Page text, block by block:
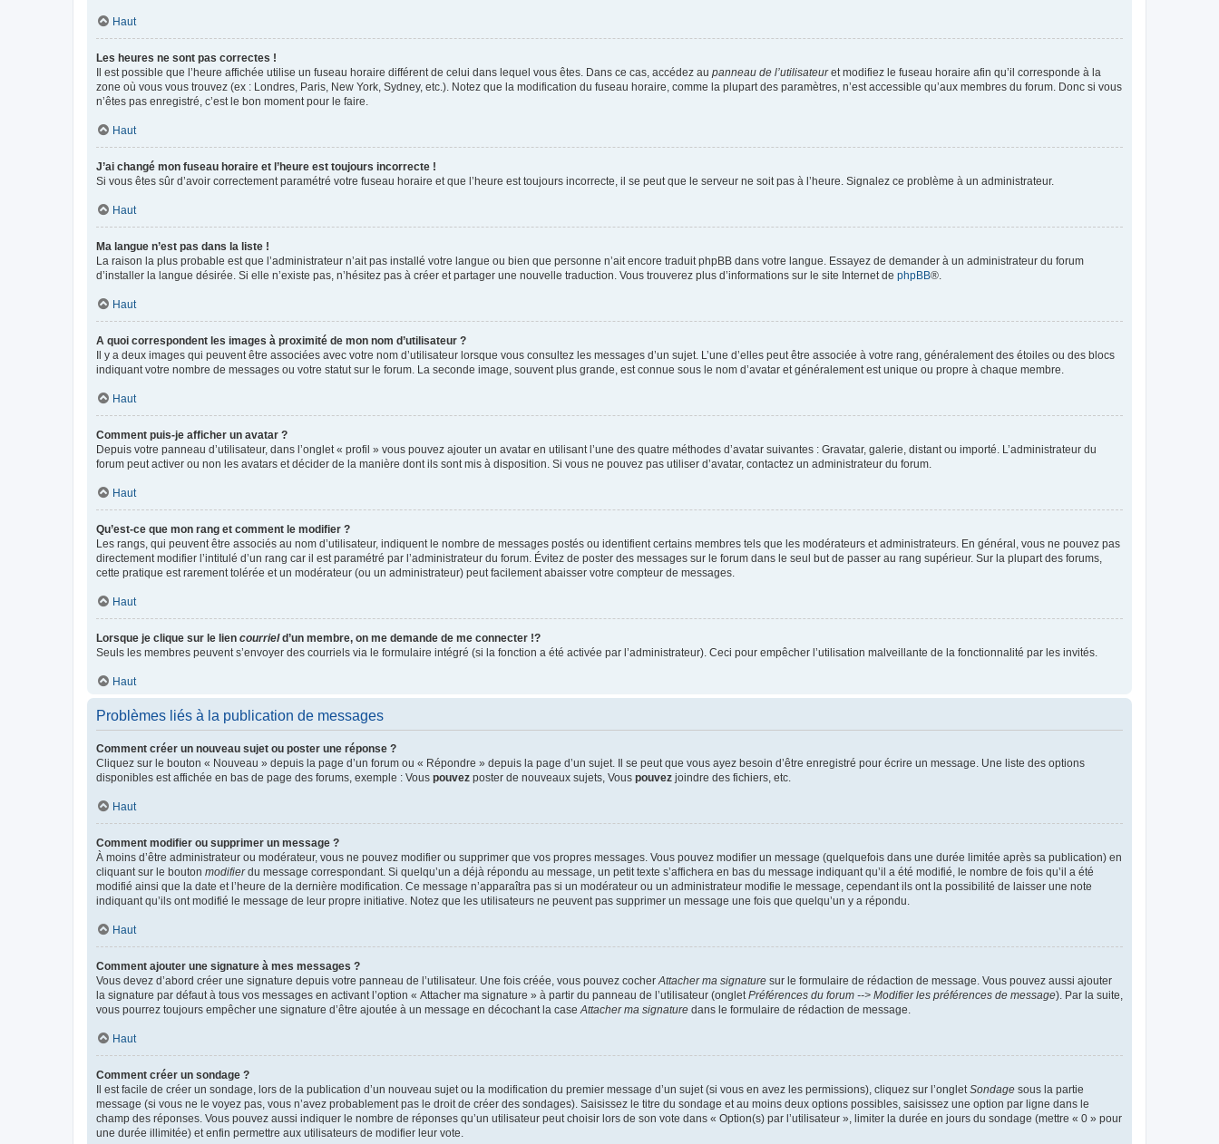
Haut
Les heures ne sont pas correctes !
Il est possible que l’heure affichée utilise un fuseau horaire différent de celui dans lequel vous êtes. Dans ce cas, accédez au panneau de l’utilisateuret modifiez le fuseau horaire afin qu’il corresponde à la
zone où vous vous trouvez (ex : Londres, Paris, New York, Sydney, etc.). Notez que la modification du fuseau horaire, comme la plupart des paramètres, n’est accessible qu’aux membres du forum. Donc si vous
n’êtes pas enregistré, c’est le bon moment pour le faire.
Haut
J’ai changé mon fuseau horaire et l’heure est toujours incorrecte !
Si vous êtes sûr d’avoir correctement paramétré votre fuseau horaire et que l’heure est toujours incorrecte, il se peut que le serveur ne soit pas à l’heure. Signalez ce problème à un administrateur.
Haut
Ma langue n’est pas dans la liste !
La raison la plus probable est que l’administrateur n’ait pas installé votre langue ou bien que personne n’ait encore traduit phpBB dans votre langue. Essayez de demander à un administrateur du forum
d’installer la langue désirée. Si elle n’existe pas, n’hésitez pas à créer et partager une nouvelle traduction. Vous trouverez plus d’informations sur le site Internet de phpBB®.
Haut
A quoi correspondent les images à proximité de mon nom d’utilisateur ?
Il y a deux images qui peuvent être associées avec votre nom d’utilisateur lorsque vous consultez les messages d’un sujet. L’une d’elles peut être associée à votre rang, généralement des étoiles ou des blocs
indiquant votre nombre de messages ou votre statut sur le forum. La seconde image, souvent plus grande, est connue sous le nom d’avatar et généralement est unique ou propre à chaque membre.
Haut
Comment puis-je afficher un avatar ?
Depuis votre panneau d’utilisateur, dans l’onglet « profil » vous pouvez ajouter un avatar en utilisant l’une des quatre méthodes d’avatar suivantes : Gravatar, galerie, distant ou importé. L’administrateur du
forum peut activer ou non les avatars et décider de la manière dont ils sont mis à disposition. Si vous ne pouvez pas utiliser d’avatar, contactez un administrateur du forum.
Haut
Qu’est-ce que mon rang et comment le modifier ?
Les rangs, qui peuvent être associés au nom d’utilisateur, indiquent le nombre de messages postés ou identifient certains membres tels que les modérateurs et administrateurs. En général, vous ne pouvez pas
directement modifier l’intitulé d’un rang car il est paramétré par l’administrateur du forum. Évitez de poster des messages sur le forum dans le seul but de passer au rang supérieur. Sur la plupart des forums,
cette pratique est rarement tolérée et un modérateur (ou un administrateur) peut facilement abaisser votre compteur de messages.
Haut
Lorsque je clique sur le lien courrield’un membre, on me demande de me connecter !?
Seuls les membres peuvent s’envoyer des courriels via le formulaire intégré (si la fonction a été activée par l’administrateur). Ceci pour empêcher l’utilisation malveillante de la fonctionnalité par les invités.
Haut
Problèmes liés à la publication de messages
Comment créer un nouveau sujet ou poster une réponse ?
Cliquez sur le bouton « Nouveau » depuis la page d’un forum ou « Répondre » depuis la page d’un sujet. Il se peut que vous ayez besoin d’être enregistré pour écrire un message. Une liste des options
disponibles est affichée en bas de page des forums, exemple : Vous pouvez poster de nouveaux sujets, Vous pouvez joindre des fichiers, etc.
Haut
Comment modifier ou supprimer un message ?
À moins d’être administrateur ou modérateur, vous ne pouvez modifier ou supprimer que vos propres messages. Vous pouvez modifier un message (quelquefois dans une durée limitée après sa publication) en
cliquant sur le bouton modifierdu message correspondant. Si quelqu’un a déjà répondu au message, un petit texte s’affichera en bas du message indiquant qu’il a été modifié, le nombre de fois qu’il a été
modifié ainsi que la date et l’heure de la dernière modification. Ce message n’apparaîtra pas si un modérateur ou un administrateur modifie le message, cependant ils ont la possibilité de laisser une note
indiquant qu’ils ont modifié le message de leur propre initiative. Notez que les utilisateurs ne peuvent pas supprimer un message une fois que quelqu’un y a répondu.
Haut
Comment ajouter une signature à mes messages ?
Vous devez d’abord créer une signature depuis votre panneau de l’utilisateur. Une fois créée, vous pouvez cocher Attacher ma signature sur le formulaire de rédaction de message. Vous pouvez aussi ajouter
la signature par défaut à tous vos messages en activant l’option « Attacher ma signature » à partir du panneau de l’utilisateur (onglet Préférences du forum --> Modifier les préférences de message). Par la suite,
vous pourrez toujours empêcher une signature d’être ajoutée à un message en décochant la case Attacher ma signature dans le formulaire de rédaction de message.
Haut
Comment créer un sondage ?
Il est facile de créer un sondage, lors de la publication d’un nouveau sujet ou la modification du premier message d’un sujet (si vous en avez les permissions), cliquez sur l’onglet Sondage sous la partie
message (si vous ne le voyez pas, vous n’avez probablement pas le droit de créer des sondages). Saisissez le titre du sondage et au moins deux options possibles, saisissez une option par ligne dans le
champ des réponses. Vous pouvez aussi indiquer le nombre de réponses qu’un utilisateur peut choisir lors de son vote dans « Option(s) par l’utilisateur », limiter la durée en jours du sondage (mettre « 0 » pour
une durée illimitée) et enfin permettre aux utilisateurs de modifier leur vote.